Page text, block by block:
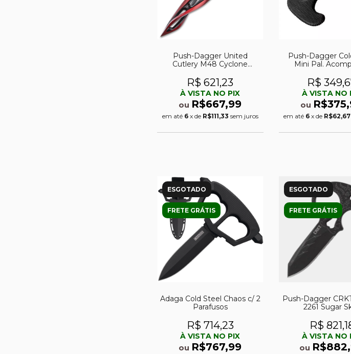
Push-Dagger United
Cutlery M48 Cyclone
R$ 621,23
À VISTA NO PIX
ou R$667,99
em até 6 x de R$111,33 sem juros
Push-Dagger
Mini Pal.
R$
À VISTA NO
ou
em até 6 x de R$62,67
ESGOTADO
FRETE GRÁTIS
Adaga Cold Steel Chaos c/ 2
Parafusos
R$ 714,23
À VISTA NO PIX
ou R$767,99
ESGOTADO
FRETE GRÁTIS
Push-Dagger
2261 Sugar
R$
À VISTA NO
ou